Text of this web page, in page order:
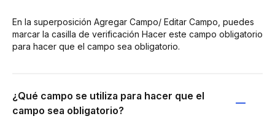
En la superposición Agregar Campo/ Editar Campo, puedes
marcar la casilla de verificación Hacer este campo obligatorio
para hacer que el campo sea obligatorio.
¿Qué campo se utiliza para hacer que el
campo sea obligatorio?